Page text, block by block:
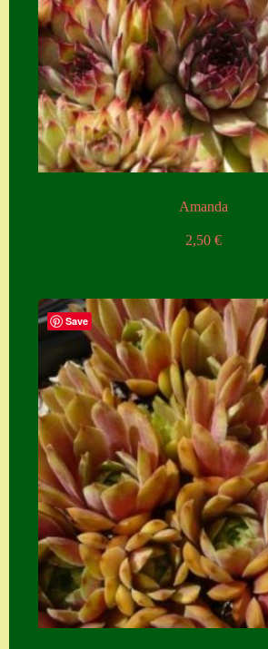
Amanda
2,50 €
Save